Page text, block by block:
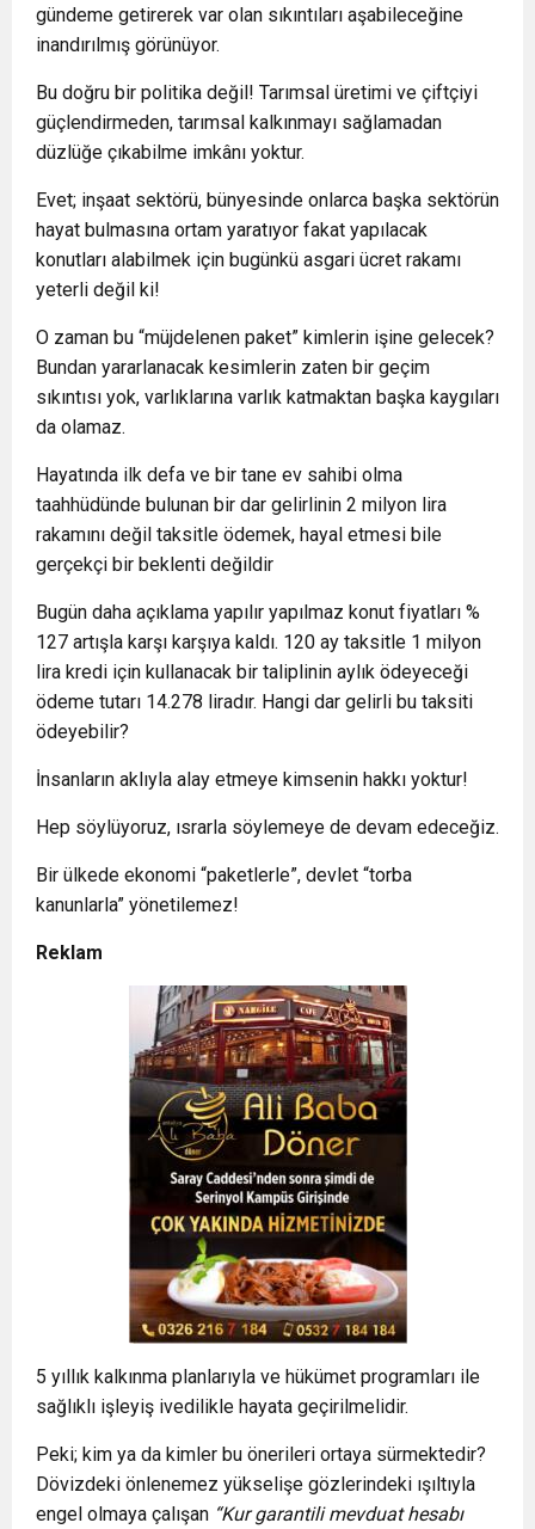
gündeme getirerek var olan sıkıntıları aşabileceğine
inandırılmış görünüyor.
Bu doğru bir politika değil! Tarımsal üretimi ve çiftçiyi
güçlendirmeden, tarımsal kalkınmayı sağlamadan
düzlüğe çıkabilme imkânı yoktur.
Evet; inşaat sektörü, bünyesinde onlarca başka sektörün
hayat bulmasına ortam yaratıyor fakat yapılacak
konutları alabilmek için bugünkü asgari ücret rakamı
yeterli değil ki!
O zaman bu “müjdelenen paket” kimlerin işine gelecek?
Bundan yararlanacak kesimlerin zaten bir geçim
sıkıntısı yok, varlıklarına varlık katmaktan başka kaygıları
da olamaz.
Hayatında ilk defa ve bir tane ev sahibi olma
taahhüdünde bulunan bir dar gelirlinin 2 milyon lira
rakamını değil taksitle ödemek, hayal etmesi bile
gerçekçi bir beklenti değildir
Bugün daha açıklama yapılır yapılmaz konut fiyatları %
127 artışla karşı karşıya kaldı. 120 ay taksitle 1 milyon
lira kredi için kullanacak bir taliplinin aylık ödeyeceği
ödeme tutarı 14.278 liradır. Hangi dar gelirli bu taksiti
ödeyebilir?
İnsanların aklıyla alay etmeye kimsenin hakkı yoktur!
Hep söylüyoruz, ısrarla söylemeye de devam edeceğiz.
Bir ülkede ekonomi “paketlerle”, devlet “torba
kanunlarla” yönetilemez!
Reklam
5 yıllık kalkınma planlarıyla ve hükümet programları ile
sağlıklı işleyiş ivedilikle hayata geçirilmelidir.
Peki; kim ya da kimler bu önerileri ortaya sürmektedir?
Dövizdeki önlenemez yükselişe gözlerindeki ışıltıyla
engel olmaya çalışan “Kur garantili mevduat hesabı